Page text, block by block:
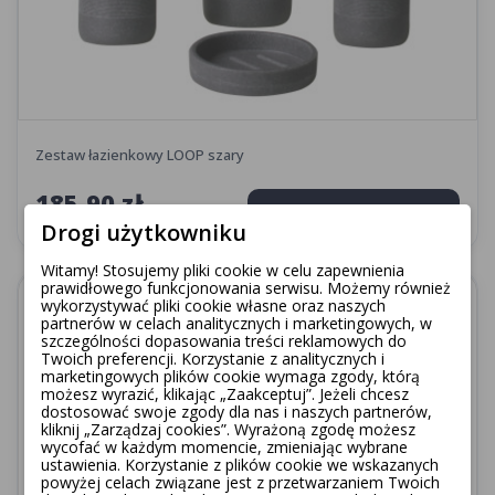
Zestaw łazienkowy LOOP szary
185,90 zł Dodaj do koszyka
Drogi użytkowniku
Witamy! Stosujemy pliki cookie w celu zapewnienia
prawidłowego funkcjonowania serwisu. Możemy również
wykorzystywać pliki cookie własne oraz naszych
partnerów w celach analitycznych i marketingowych, w
szczególności dopasowania treści reklamowych do
Twoich preferencji. Korzystanie z analitycznych i
marketingowych plików cookie wymaga zgody, którą
możesz wyrazić, klikając „Zaakceptuj”. Jeżeli chcesz
dostosować swoje zgody dla nas i naszych partnerów,
kliknij „Zarządzaj cookies”. Wyrażoną zgodę możesz
wycofać w każdym momencie, zmieniając wybrane
ustawienia. Korzystanie z plików cookie we wskazanych
powyżej celach związane jest z przetwarzaniem Twoich